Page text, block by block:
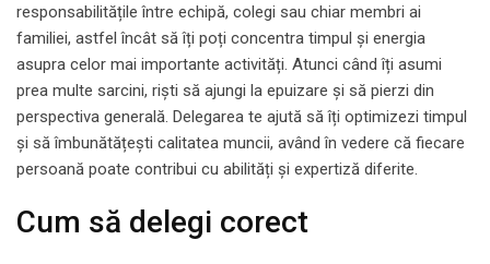
responsabilitățile între echipă, colegi sau chiar membri ai
familiei, astfel încât să îți poți concentra timpul și energia
asupra celor mai importante activități. Atunci când îți asumi
prea multe sarcini, riști să ajungi la epuizare și să pierzi din
perspectiva generală. Delegarea te ajută să îți optimizezi timpul
și să îmbunătățești calitatea muncii, având în vedere că fiecare
persoană poate contribui cu abilități și expertiză diferite.
Cum să delegi corect